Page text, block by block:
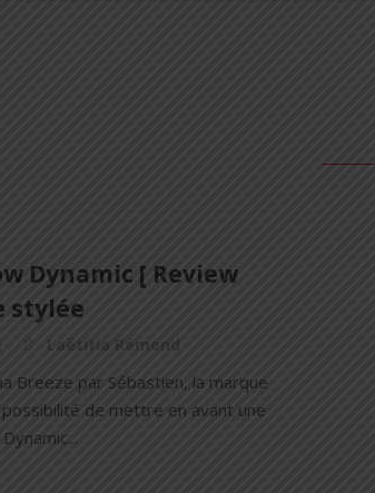
Dynamic [ Review
stylée
Laëtitia Rémond
Breeze par Sébastien, la marque
de mettre en avant une